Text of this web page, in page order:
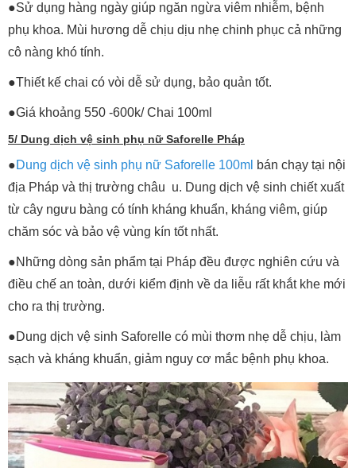
●Sử dụng hàng ngày giúp ngăn ngừa viêm nhiễm, bệnh
phụ khoa. Mùi hương dễ chịu dịu nhẹ chinh phục cả những
cô nàng khó tính.
●Thiết kế chai có vòi dễ sử dụng, bảo quản tốt.
●Giá khoảng 550 -600k/ Chai 100ml
5/ Dung dịch vệ sinh phụ nữ Saforelle Pháp
●Dung dịch vệ sinh phụ nữ Saforelle 100ml bán chạy tại nội
địa Pháp và thị trường châu u. Dung dịch vệ sinh chiết xuất
từ cây ngưu bàng có tính kháng khuẩn, kháng viêm, giúp
chăm sóc và bảo vệ vùng kín tốt nhất.
●Những dòng sản phẩm tại Pháp đều được nghiên cứu và
điều chế an toàn, dưới kiểm định về da liễu rất khắt khe mới
cho ra thị trường.
●Dung dịch vệ sinh Saforelle có mùi thơm nhẹ dễ chịu, làm
sạch và kháng khuẩn, giảm nguy cơ mắc bệnh phụ khoa.